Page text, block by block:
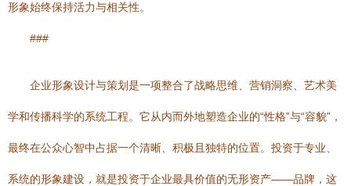
形象始终保持活力与相关性。
###
企业形象设计与策划是一项整合了战略思维、营销洞察、艺术美
学和传播科学的系统工程。它从内而外地塑造企业的“性格”与“容貌”，
最终在公众心智中占据一个清晰、积极且独特的位置。投资于专业、
系统的形象建设，就是投资于企业最具价值的无形资产——品牌，这